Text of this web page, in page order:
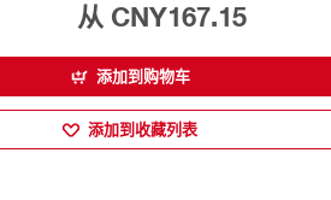
从 CNY167.15
添加到购物车
添加到收藏列表